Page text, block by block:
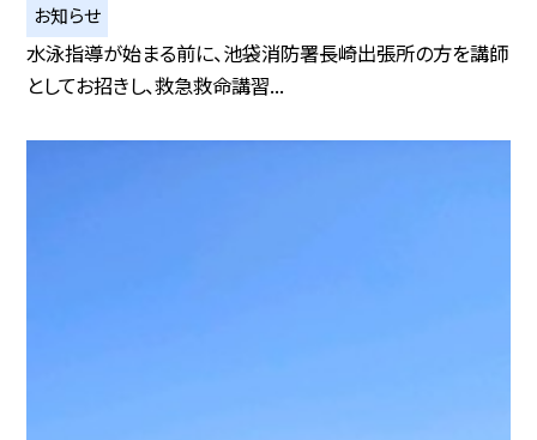
お知らせ
水泳指導が始まる前に、池袋消防署長崎出張所の方を講師
としてお招きし、救急救命講習...